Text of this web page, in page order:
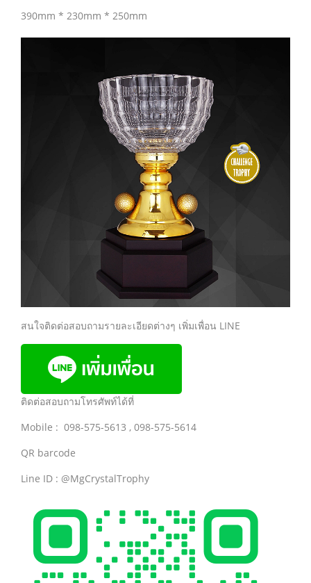
390mm * 230mm * 250mm
สนใจติดต่อสอบถามรายละเอียดต่างๆ เพิ่มเพื่อน LINE
ติดต่อสอบถามโทรศัพท์ได้ที่
Mobile : 098-575-5613 , 098-575-5614
QR barcode
Line ID : @MgCrystalTrophy